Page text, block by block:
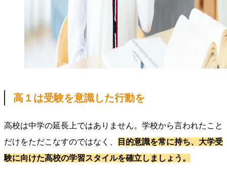
高１は受験を意識した行動を
高校は中学の延長上ではありません。学校から言われたこと
だけをただこなすのではなく、
目的意識を常に持ち、大学受
験に向けた高校の学習スタイルを確立しましょう。